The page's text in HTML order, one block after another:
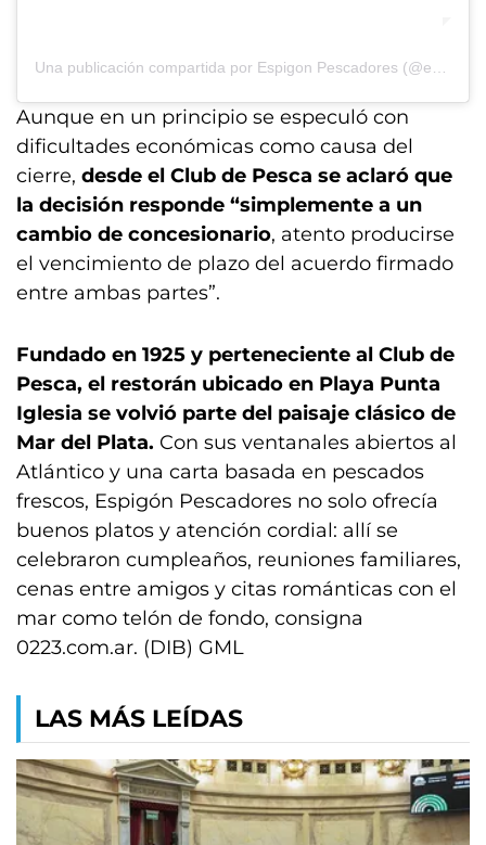
Aunque en un principio se especuló con
dificultades económicas como causa del
cierre, desde el Club de Pesca se aclaró que
la decisión responde “simplemente a un
cambio de concesionario, atento producirse
el vencimiento de plazo del acuerdo firmado
entre ambas partes”.
Fundado en 1925 y perteneciente al Club de
Pesca, el restorán ubicado en Playa Punta
Iglesia se volvió parte del paisaje clásico de
Mar del Plata. Con sus ventanales abiertos al
Atlántico y una carta basada en pescados
frescos, Espigón Pescadores no solo ofrecía
buenos platos y atención cordial: allí se
celebraron cumpleaños, reuniones familiares,
cenas entre amigos y citas románticas con el
mar como telón de fondo, consigna
0223.com.ar. (DIB) GML
LAS MÁS LEÍDAS